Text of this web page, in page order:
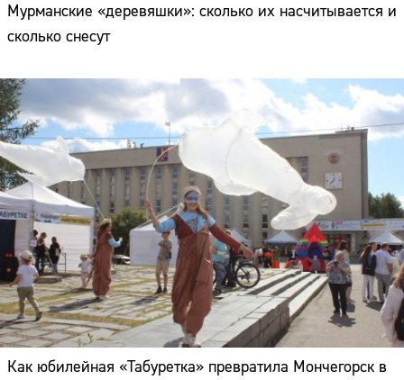
Мурманские «деревяшки»: сколько их насчитывается и
сколько снесут
Как юбилейная «Табуретка» превратила Мончегорск в